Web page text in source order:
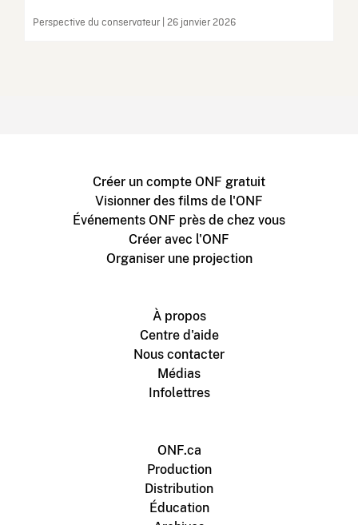
Perspective du conservateur | 26 janvier 2026
Créer un compte ONF gratuit
Visionner des films de l'ONF
Événements ONF près de chez vous
Créer avec l'ONF
Organiser une projection
À propos
Centre d'aide
Nous contacter
Médias
Infolettres
ONF.ca
Production
Distribution
Éducation